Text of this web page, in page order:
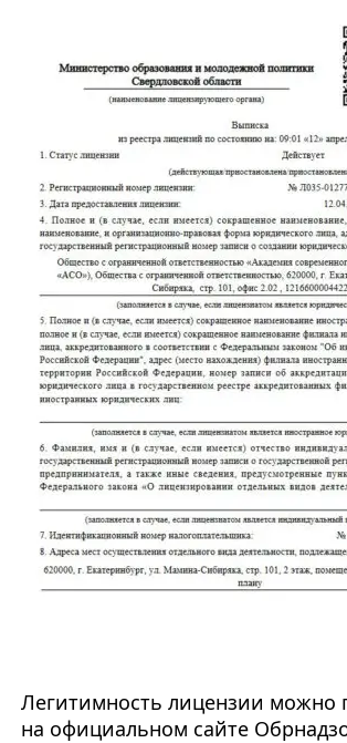
Легитимность лицензии можно
на официальном сайте